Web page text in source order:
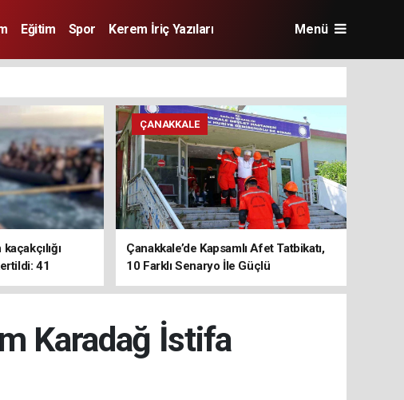
Eğitim Spor Kerem İriç Yazıları Menü
41
ÇANAKKALE
Çanakkale’de Kapsamlı Afet Tatbikatı,
10 Farklı Senaryo İle Güçlü
Koordinasyon
Karadağ İstifa